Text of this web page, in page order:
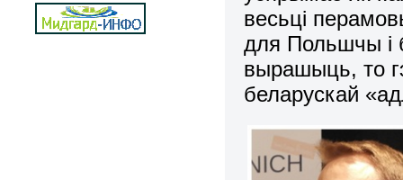
весьці
для Польшчы і
вырашыць, то
беларускай